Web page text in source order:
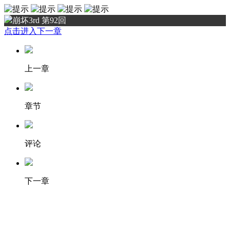
崩坏3rd 第92回
点击进入下一章
上一章
章节
评论
下一章